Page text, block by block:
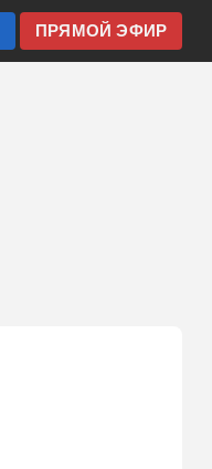
ПРЯМОЙ ЭФИР